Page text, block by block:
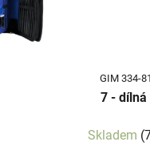
GIM 334-
7 - dílná
Skladem